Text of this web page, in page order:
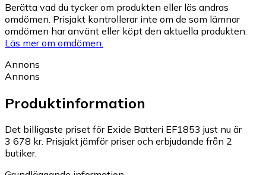
Berätta vad du tycker om produkten eller läs andras
omdömen. Prisjakt kontrollerar inte om de som lämnar
omdömen har använt eller köpt den aktuella produkten.
Läs mer om omdömen.
Annons
Annons
Produktinformation
Det billigaste priset för Exide Batteri EF1853 just nu är
3 678 kr. Prisjakt jämför priser och erbjudande från 2
butiker.